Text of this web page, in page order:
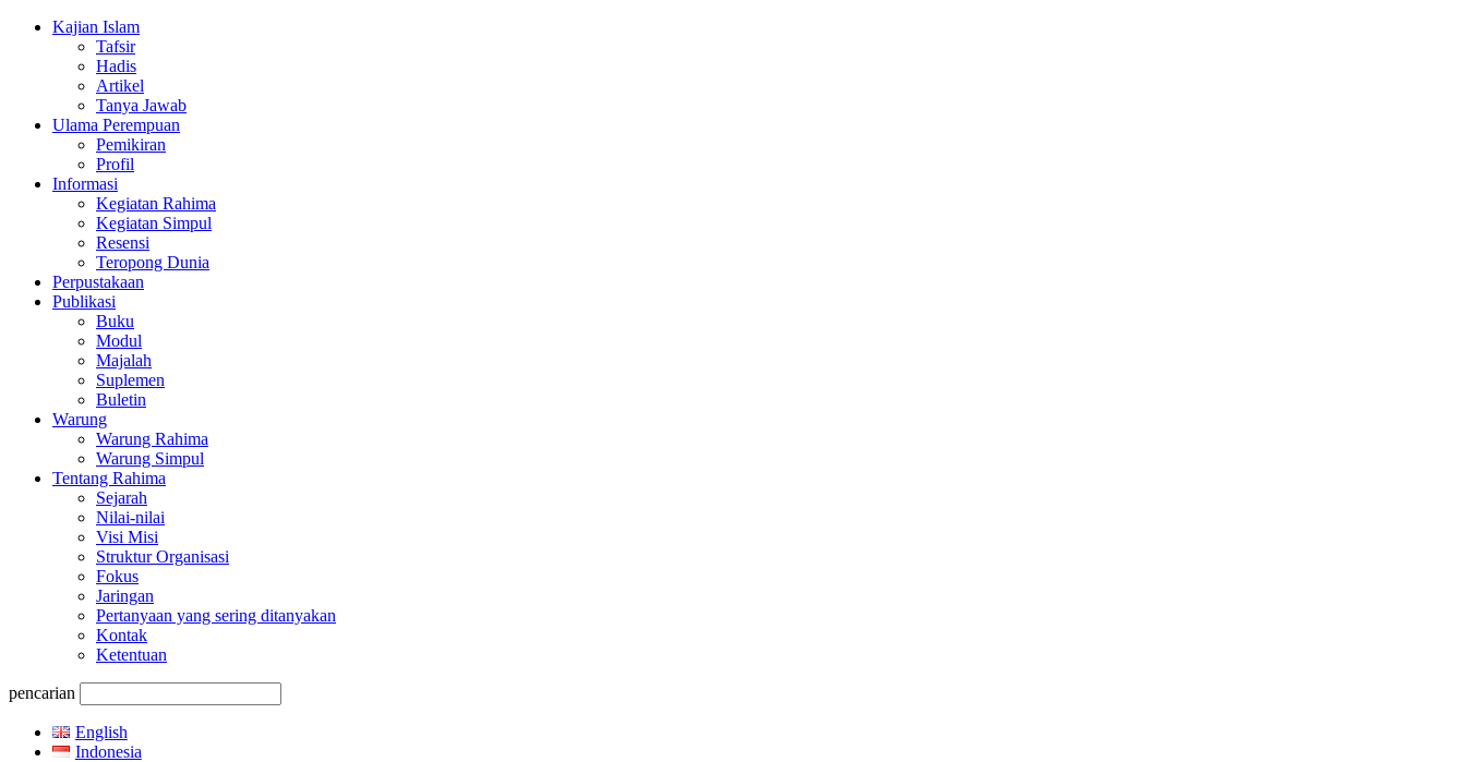
Kajian Islam
Tafsir
Hadis
Artikel
Tanya Jawab
Ulama Perempuan
Pemikiran
Profil
Informasi
Kegiatan Rahima
Kegiatan Simpul
Resensi
Teropong Dunia
Perpustakaan
Publikasi
Buku
Modul
Majalah
Suplemen
Buletin
Warung
Warung Rahima
Warung Simpul
Tentang Rahima
Sejarah
Nilai-nilai
Visi Misi
Struktur Organisasi
Fokus
Jaringan
Pertanyaan yang sering ditanyakan
Kontak
Ketentuan
pencarian
English
Indonesia